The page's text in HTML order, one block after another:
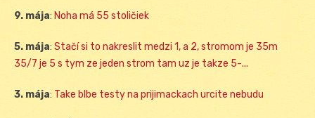
9. mája: Noha má 55 stoličiek
5. mája: Stačí si to nakreslit medzi 1, a 2, stromom je 35m
35/7 je 5 s tym ze jeden strom tam uz je takze 5-...
3. mája: Take blbe testy na prijimackach urcite nebudu